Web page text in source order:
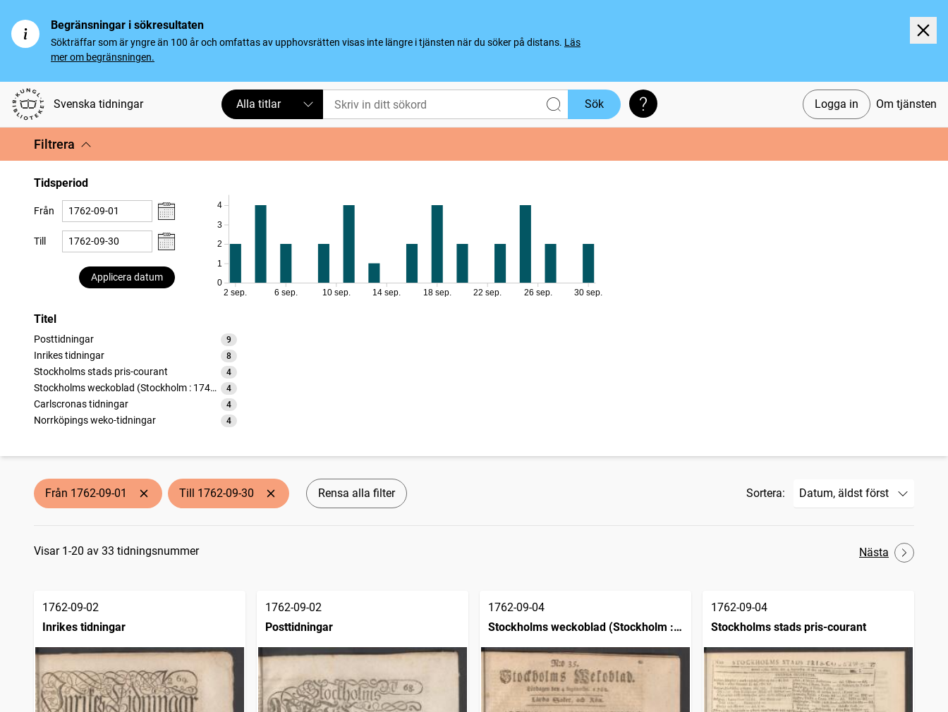
Begränsningar i sökresultaten
Sökträffar som är yngre än 100 år och omfattas av upphovsrätten visas inte längre i tjänsten när du söker på distans. Läs
mer om begränsningen.
Svenska tidningar Logga in Om tjänsten
Alla titlar Sök Söktips
Filtrera
Tidsperiod
Från
Till
Applicera datum
0
1
2
3
4
2 sep. 6 sep. 10 sep. 14 sep. 18 sep. 22 sep. 26 sep. 30 sep.
Titel
Posttidningar 9
träffar
Inrikes tidningar
8
träffar
Stockholms stads pris-courant
4
träffar
Stockholms weckoblad (Stockholm : 1745)
4
träffar
Carlscronas tidningar
4
träffar
Norrköpings weko-tidningar
4
träffar
Från 1762-09-01 Till 1762-09-30 Rensa alla filter Sortera:
Sökresultat
Visar 1-20 av 33 tidningsnummer Nästa
1762-09-02
Inrikes tidningar
1762-09-02
Posttidningar
1762-09-04
Stockholms weckoblad (Stockholm :
1745)
1762-09-04
Stockholms stads pris-courant